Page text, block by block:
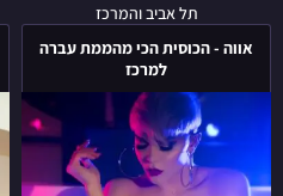
תל אביב והמרכז
אווה - הכוסית הכי מהממת עברה
למרכז
אווה
-
הכוסית
הכי
מהממת
עברה
למרכז